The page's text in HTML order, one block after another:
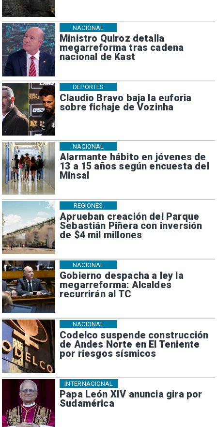
Ministro Quiroz detalla
megarreforma tras cadena
nacional de Kast
NACIONAL
Claudio Bravo baja la euforia
sobre fichaje de Vozinha
DEPORTES
Alarmante hábito en jóvenes de
13 a 15 años según encuesta del
Minsal
NACIONAL
Aprueban creación del Parque
Sebastián Piñera con inversión
de $4 mil millones
REGIONES
Gobierno despacha a ley la
megarreforma: Alcaldes
recurrirán al TC
NACIONAL
Codelco suspende construcción
de Andes Norte en El Teniente
por riesgos sísmicos
NACIONAL
Papa León XIV anuncia gira por
Sudamérica
INTERNACIONAL